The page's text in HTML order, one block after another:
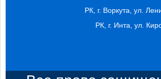
РК, г. Воркута, ул.
РК, г. Инта, ул.